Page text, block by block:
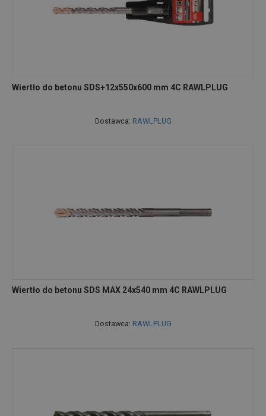
Wiertło do betonu SDS+12x550x600 mm 4C RAWLPLUG
Dostawca: RAWLPLUG
Wiertło do betonu SDS MAX 24x540 mm 4C RAWLPLUG
Dostawca: RAWLPLUG